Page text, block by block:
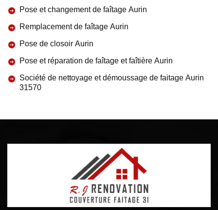
Pose et changement de faîtage Aurin
Remplacement de faîtage Aurin
Pose de closoir Aurin
Pose et réparation de faîtage et faîtière Aurin
Société de nettoyage et démoussage de faitage Aurin
31570